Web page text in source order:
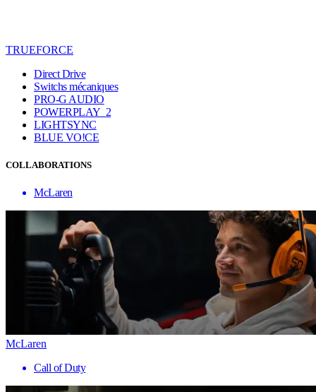
TRUEFORCE
Direct Drive
Switchs mécaniques
PRO-G AUDIO
POWERPLAY 2
LIGHTSYNC
BLUE VO!CE
COLLABORATIONS
McLaren
McLaren
Call of Duty